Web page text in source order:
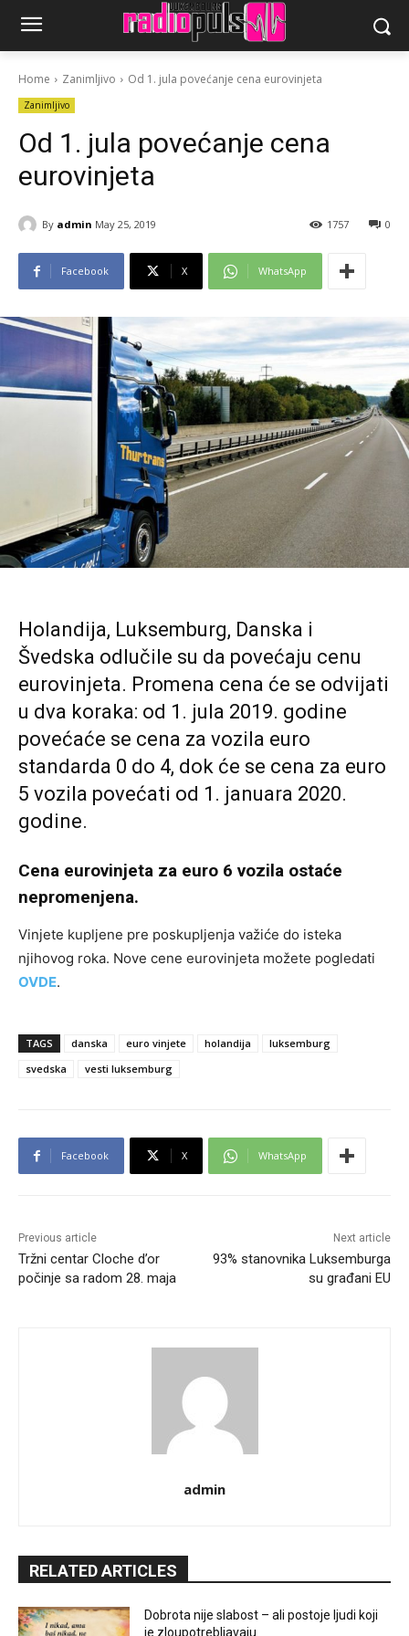
Home Zanimljivo Od 1. jula povećanje cena eurovinjeta
Zanimljivo
Od 1. jula povećanje cena
eurovinjeta
By admin May 25, 2019 0
1757
Facebook X WhatsApp
Holandija, Luksemburg, Danska i
Švedska odlučile su da povećaju cenu
eurovinjeta. Promena cena će se odvijati
u dva koraka: od 1. jula 2019. godine
povećaće se cena za vozila euro
standarda 0 do 4, dok će se cena za euro
5 vozila povećati od 1. januara 2020.
godine.
Cena eurovinjeta za euro 6 vozila ostaće
nepromenjena.
Vinjete kupljene pre poskupljenja važiće do isteka
njihovog roka. Nove cene eurovinjeta možete pogledati
OVDE.
TAGS danska euro vinjete holandija
luksemburg
svedska
vesti luksemburg
Facebook X WhatsApp
Previous article
Tržni centar Cloche d’or
počinje sa radom 28. maja
Next article
93% stanovnika Luksemburga
su građani EU
admin
RELATED ARTICLES
Dobrota nije slabost – ali postoje ljudi koji
je zloupotrebljavaju